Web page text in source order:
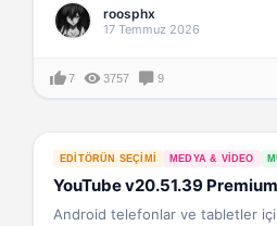
roosphx
17 Temmuz 2026
7 3757 9
EDITÖRÜN SEÇIMI MEDYA & VIDEO
YouTube v20.51.39
Android telefonlar ve tabletler